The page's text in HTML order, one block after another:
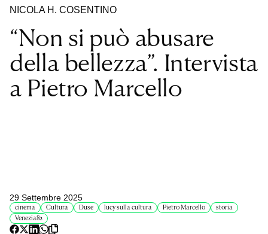
NICOLA H. COSENTINO
“Non si può abusare
della bellezza”. Intervista
a Pietro Marcello
29 Settembre 2025
cinema Cultura Duse lucy sulla cultura Pietro Marcello
storia
Venezia82